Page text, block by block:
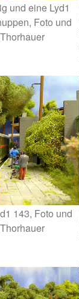
und eine Lyd1
Foto und
143, Foto und